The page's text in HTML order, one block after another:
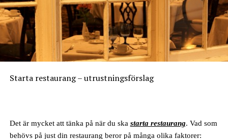
Starta restaurang – utrustningsförslag
Det är mycket att tänka på när du ska starta restaurang. Vad som
behövs på just din restaurang beror på många olika faktorer: